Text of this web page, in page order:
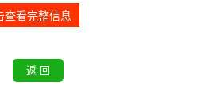
查看完整信息